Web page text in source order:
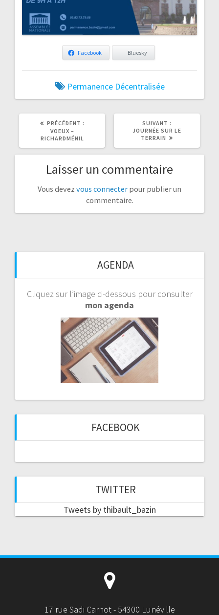
Facebook Bluesky
Permanence Décentralisée
PRÉCÉDENT :
ARTICLE
PRÉCÉDENT
VOEUX –
RICHARDMÉNIL
SUIVANT :
ARTICLE
JOURNÉE SUR LE
TERRAIN
Laisser un commentaire
Vous devez vous connecter pour publier un
commentaire.
AGENDA
Cliquez sur l’image ci-dessous pour consulter
mon agenda
FACEBOOK
TWITTER
Tweets by thibault_bazin
17 rue Sadi Carnot - 54300 Lunéville